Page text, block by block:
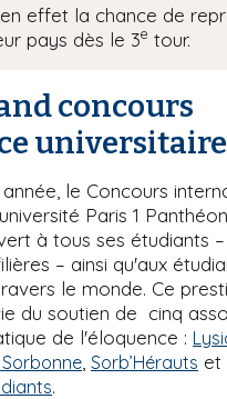
effet la chance de
pays dès le 3e tour.
concours
universitaire
le Concours
Paris 1
à tous ses étudiants
– ainsi qu'aux
le monde. Ce
du soutien de cinq
de l'éloquence :
Sorb’Hérauts et
.